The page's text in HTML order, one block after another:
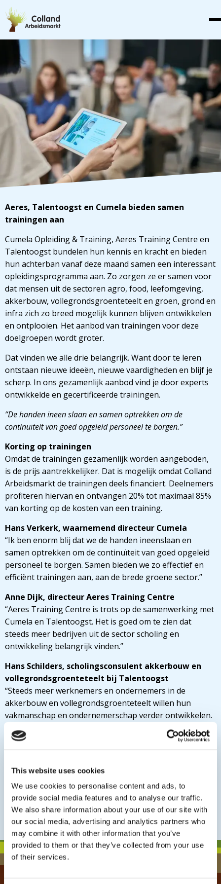
This website uses cookies
We use cookies to personalise content and ads, to
provide social media features and to analyse our traffic.
We also share information about your use of our site with
our social media, advertising and analytics partners who
may combine it with other information that you’ve
provided to them or that they’ve collected from your use
of their services.
Aeres, Talentoogst en Cumela bieden samen
trainingen aan
Cumela Opleiding & Training, Aeres Training Centre en
Talentoogst bundelen hun kennis en kracht en bieden
hun achterban vanaf deze maand samen een interessant
opleidingsprogramma aan. Zo zorgen ze er samen voor
dat mensen uit de sectoren agro, food, leefomgeving,
akkerbouw, vollegrondsgroenteteelt en groen, grond en
infra zich zo breed mogelijk kunnen blijven ontwikkelen
en ontplooien. Het aanbod van trainingen voor deze
doelgroepen wordt groter.
Dat vinden we alle drie belangrijk. Want door te leren
ontstaan nieuwe ideeën, nieuwe vaardigheden en blijf je
scherp. In ons gezamenlijk aanbod vind je door experts
ontwikkelde en gecertificeerde trainingen.
“De handen ineen slaan en samen optrekken om de
continuïteit van goed opgeleid personeel te borgen.”
Korting op trainingen
Omdat de trainingen gezamenlijk worden aangeboden,
is de prijs aantrekkelijker. Dat is mogelijk omdat Colland
Arbeidsmarkt de trainingen deels financiert. Deelnemers
profiteren hiervan en ontvangen 20% tot maximaal 85%
van korting op de kosten van een training.
Hans Verkerk, waarnemend directeur Cumela
“Ik ben enorm blij dat we de handen ineenslaan en
samen optrekken om de continuïteit van goed opgeleid
personeel te borgen. Samen bieden we zo effectief en
efficiënt trainingen aan, aan de brede groene sector.”
Anne Dijk, directeur Aeres Training Centre
“Aeres Training Centre is trots op de samenwerking met
Cumela en Talentoogst. Het is goed om te zien dat
steeds meer bedrijven uit de sector scholing en
ontwikkeling belangrijk vinden.”
Hans Schilders, scholingsconsulent akkerbouw en
vollegrondsgroenteteelt bij Talentoogst
“Steeds meer werknemers en ondernemers in de
akkerbouw en vollegrondsgroenteteelt willen hun
vakmanschap en ondernemerschap verder ontwikkelen.
In de samenwerking Aeres Training Centre, Cumela
Opleiding & Training en Talentoogst helpen wij ze
Welke trainingen zijn er?
Met de trainingen ontwikkel je je vakmanschap of
ondernemerschap. Je kunt bijAeres Training
Centre,TalentoogstofCumelaop de website kijken. De
trainingen zijn te herkennen aan een speciaal
beeldmerk.